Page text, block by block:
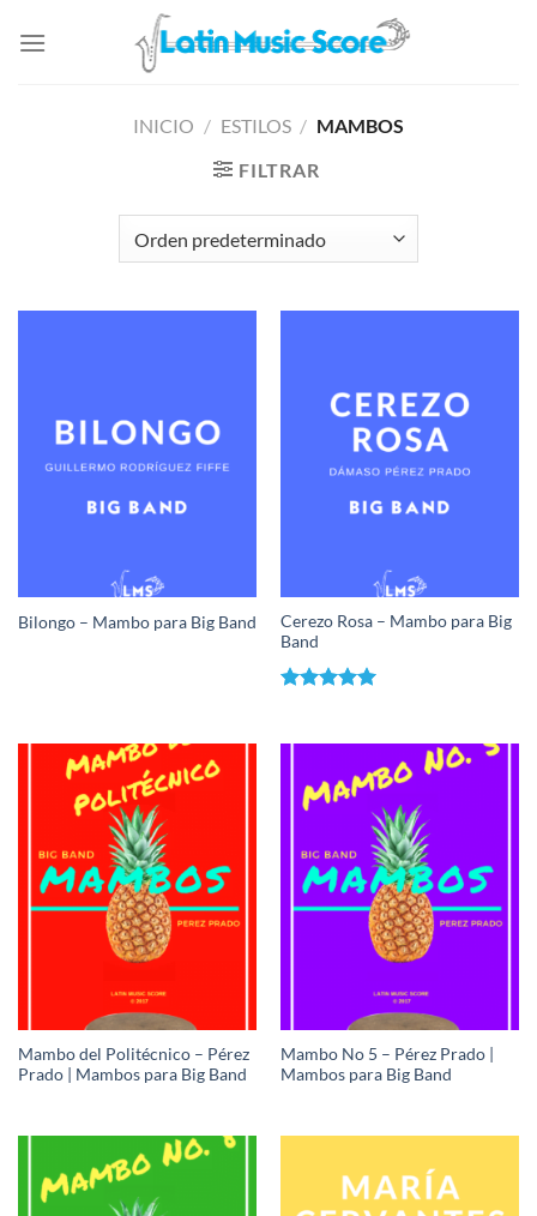
INICIO / ESTILOS / MAMBOS
FILTRAR
Bilongo – Mambo para Big Band
Cerezo Rosa – Mambo para Big
Band
de 5
Mambo del Politécnico – Pérez
Prado | Mambos para Big Band
Mambo No 5 – Pérez Prado |
Mambos para Big Band